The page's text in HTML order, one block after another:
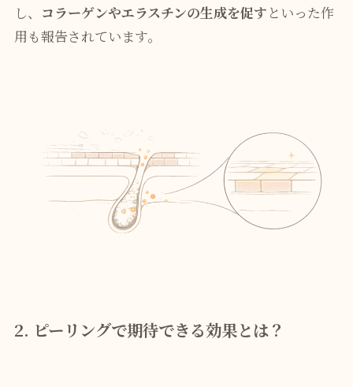
し、 コラーゲンやエラスチンの生成を促す といった作
用も報告されています。
2. ピーリングで期待できる効果とは？